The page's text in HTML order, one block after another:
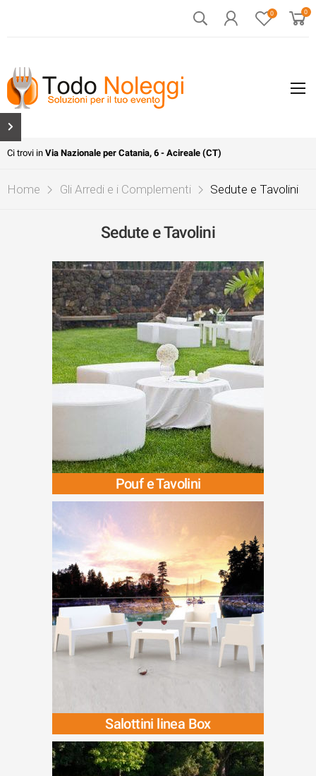
0 0
Ci trovi in Via Nazionale per Catania, 6 - Acireale (CT)
Home Gli Arredi e i Complementi Sedute e Tavolini
Sedute e Tavolini
Pouf e Tavolini
Salottini linea Box